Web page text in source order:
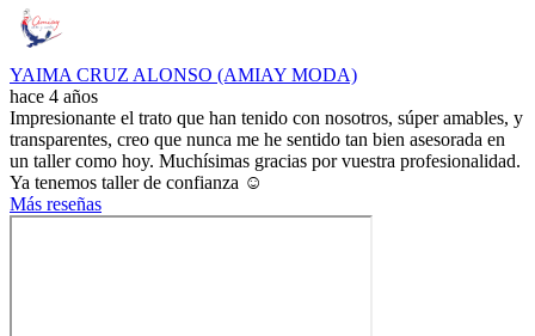
YAIMA CRUZ ALONSO (AMIAY MODA)
hace 4 años
Impresionante el trato que han tenido con nosotros, súper amables, y
transparentes, creo que nunca me he sentido tan bien asesorada en
un taller como hoy. Muchísimas gracias por vuestra profesionalidad.
Ya tenemos taller de confianza ☺️
Más reseñas